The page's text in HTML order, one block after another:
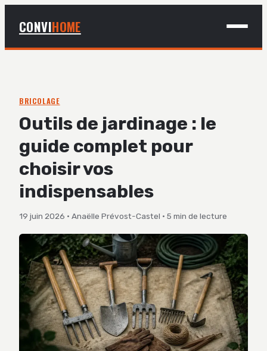
CONVIHOME
BRICOLAGE
DÉCO
JARDINAGE
BRICOLAGE
Outils de jardinage : le
guide complet pour
choisir vos
indispensables
19 juin 2026 · Anaëlle Prévost-Castel · 5 min de lecture